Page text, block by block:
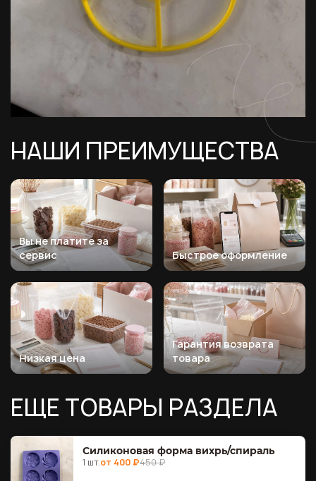
НАШИ ПРЕИМУЩЕСТВА
Вы не платите за
сервис
Быстрое оформление
Низкая цена
Гарантия возврата
товара
ЕЩЕ ТОВАРЫ РАЗДЕЛА
Силиконовая форма вихрь/спираль
1 шт.от 400 ₽450 ₽